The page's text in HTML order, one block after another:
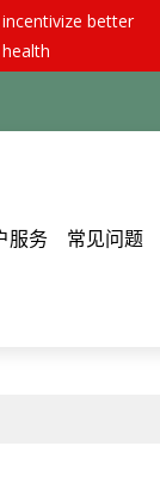
better
服务 常见问题